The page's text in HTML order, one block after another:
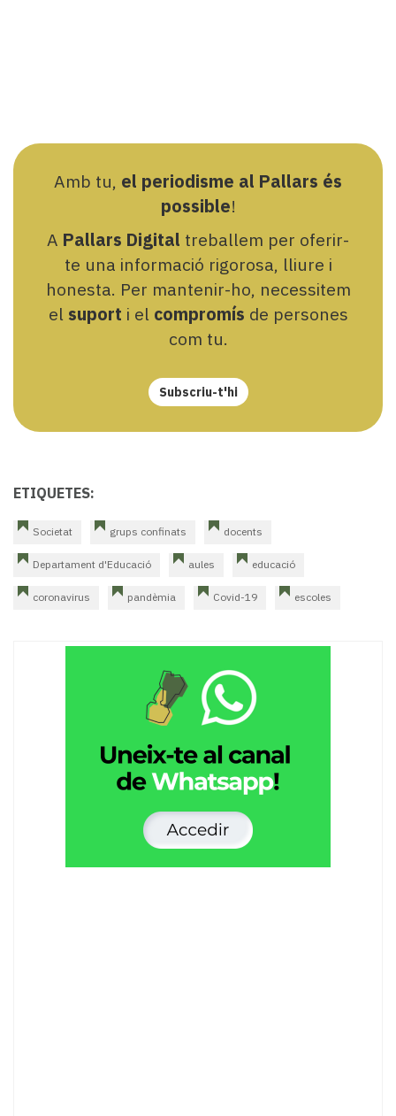
Amb tu, el periodisme al Pallars és
possible!
A Pallars Digital treballem per oferir-
te una informació rigorosa, lliure i
honesta. Per mantenir-ho, necessitem
el suport i el compromís de persones
com tu.
Subscriu-t'hi
ETIQUETES:
Societat grups confinats docents
Departament d'Educació aules educació
coronavirus pandèmia Covid-19 escoles